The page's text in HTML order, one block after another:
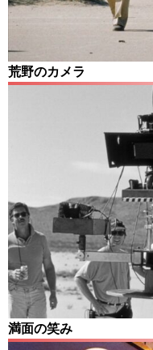
荒野のカメラ
満面の笑み